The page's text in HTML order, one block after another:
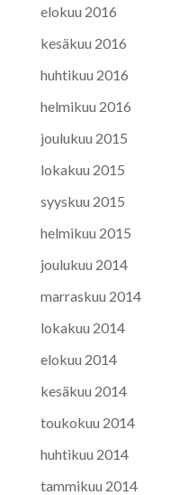
elokuu 2016
kesäkuu 2016
huhtikuu 2016
helmikuu 2016
joulukuu 2015
lokakuu 2015
syyskuu 2015
helmikuu 2015
joulukuu 2014
marraskuu 2014
lokakuu 2014
elokuu 2014
kesäkuu 2014
toukokuu 2014
huhtikuu 2014
tammikuu 2014